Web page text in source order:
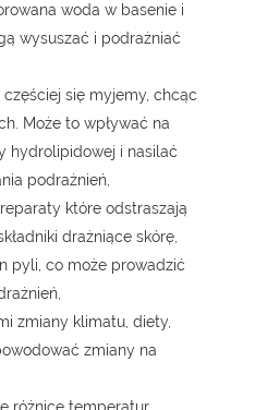
woda w basenie i
wysuszać i podrażniać
się myjemy, chcąc
Może to wpływać na
hydrolipidowej i nasilać
podrażnień,
które odstraszają
drażniące skórę,
pyli, co może prowadzić
zmiany klimatu, diety,
zmiany na